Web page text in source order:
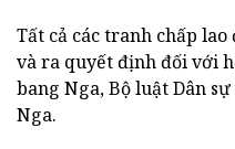
Tất cả các tranh chấp
và ra quyết định đối với
bang Nga, Bộ luật Dân
Nga.